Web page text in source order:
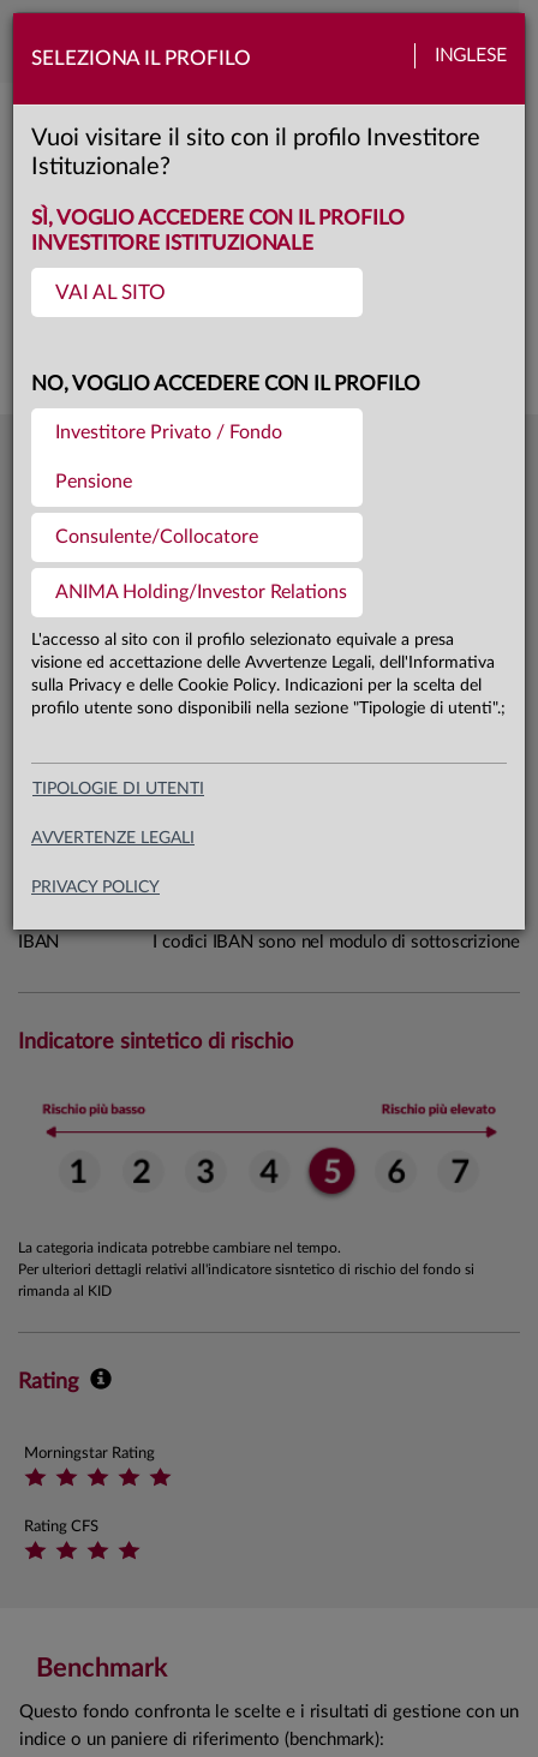
SELEZIONA IL PROFILO INGLESE
Vuoi visitare il sito con il profilo Investitore
Istituzionale?
SÌ, VOGLIO ACCEDERE CON IL PROFILO
INVESTITORE ISTITUZIONALE
VAI AL SITO
NO, VOGLIO ACCEDERE CON IL PROFILO
Investitore Privato / Fondo
Pensione
Consulente/Collocatore
ANIMA Holding/Investor Relations
L'accesso al sito con il profilo selezionato equivale a presa
visione ed accettazione delle Avvertenze Legali, dell'Informativa
sulla Privacy e delle Cookie Policy. Indicazioni per la scelta del
profilo utente sono disponibili nella sezione "Tipologie di utenti".;
TIPOLOGIE DI UTENTI
AVVERTENZE LEGALI
PRIVACY POLICY
Toggle
ANIMA Europe Selection
Classe: R
Questa è una comunicazione di marketing. Si prega di consultare il prospetto e
Ultima quota
04.08.26
Patrimonio fondo31.07.26
Patrimonio classe R 31.07.26
Carta di identità
Linea
Mercati
Macrocategoria
Domicilio
Data di avvio
IBAN
I codici IBAN sono nel modulo di sottoscrizione
Indicatore sintetico di rischio
La categoria indicata potrebbe cambiare nel tempo.
Per ulteriori dettagli relativi all'indicatore sisntetico di rischio del fondo si
rimanda al KID
Rating
Morningstar Rating
Rating CFS
Benchmark
Questo fondo confronta le scelte e i risultati di gestione con un
indice o un paniere di riferimento (benchmark):